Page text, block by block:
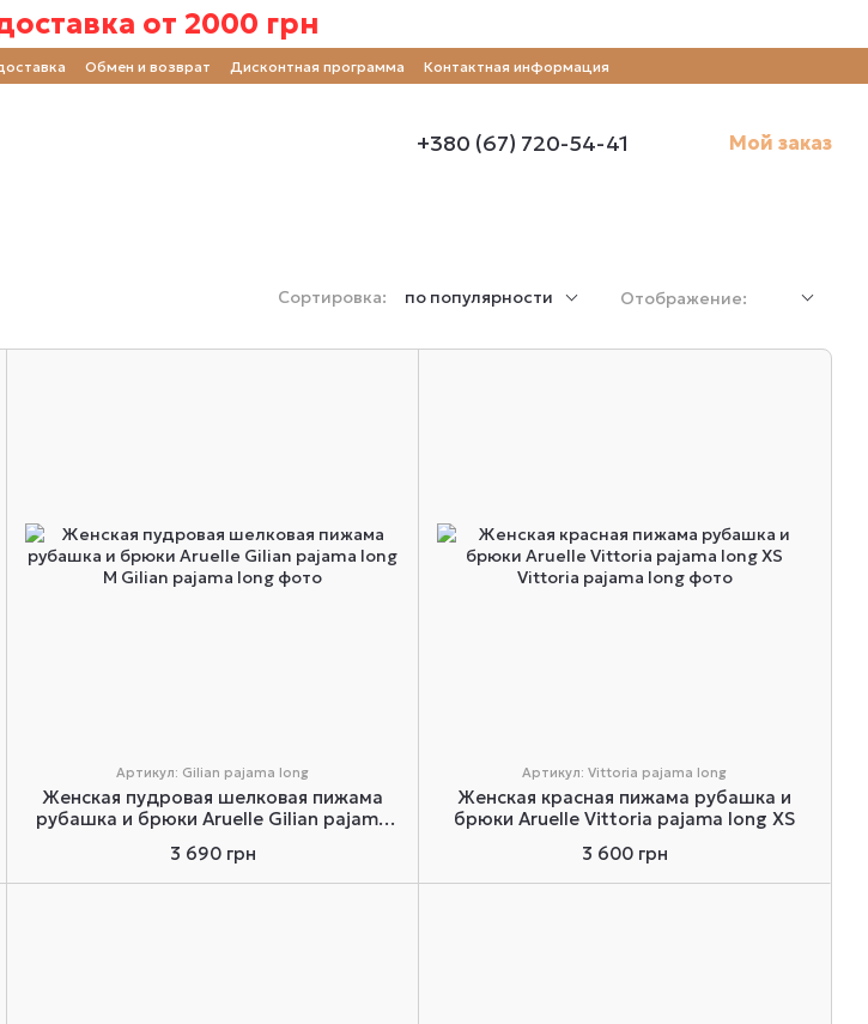
от 2000 грн
Обмен и возврат Дисконтная программа
Контактная информация
+380 (67) 720-54-41 Мой заказ
Сортировка: по популярности Отображение:
Артикул: Gilian pajama long
Женская пудровая шелковая пижама
рубашка и брюки Aruelle Gilian pajama
long M
3 690 грн
Артикул: Vittoria pajama long
Женская красная пижама рубашка и
брюки Aruelle Vittoria pajama long XS
3 600 грн